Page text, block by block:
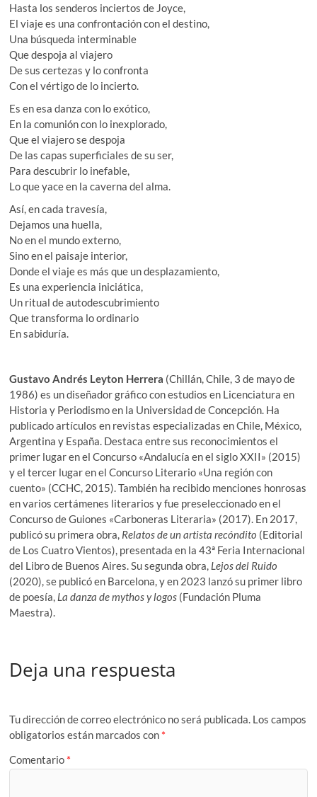
Hasta los senderos inciertos de Joyce,
El viaje es una confrontación con el destino,
Una búsqueda interminable
Que despoja al viajero
De sus certezas y lo confronta
Con el vértigo de lo incierto.
Es en esa danza con lo exótico,
En la comunión con lo inexplorado,
Que el viajero se despoja
De las capas superficiales de su ser,
Para descubrir lo inefable,
Lo que yace en la caverna del alma.
Así, en cada travesía,
Dejamos una huella,
No en el mundo externo,
Sino en el paisaje interior,
Donde el viaje es más que un desplazamiento,
Es una experiencia iniciática,
Un ritual de autodescubrimiento
Que transforma lo ordinario
En sabiduría.
Gustavo Andrés Leyton Herrera (Chillán, Chile, 3 de mayo de
1986) es un diseñador gráfico con estudios en Licenciatura en
Historia y Periodismo en la Universidad de Concepción. Ha
publicado artículos en revistas especializadas en Chile, México,
Argentina y España. Destaca entre sus reconocimientos el
primer lugar en el Concurso «Andalucía en el siglo XXII» (2015)
y el tercer lugar en el Concurso Literario «Una región con
cuento» (CCHC, 2015). También ha recibido menciones honrosas
en varios certámenes literarios y fue preseleccionado en el
Concurso de Guiones «Carboneras Literaria» (2017). En 2017,
publicó su primera obra, Relatos de un artista recóndito (Editorial
de Los Cuatro Vientos), presentada en la 43ª Feria Internacional
del Libro de Buenos Aires. Su segunda obra, Lejos del Ruido
(2020), se publicó en Barcelona, y en 2023 lanzó su primer libro
de poesía, La danza de mythos y logos (Fundación Pluma
Maestra).
Deja una respuesta
Tu dirección de correo electrónico no será publicada. Los campos
obligatorios están marcados con *
Comentario *